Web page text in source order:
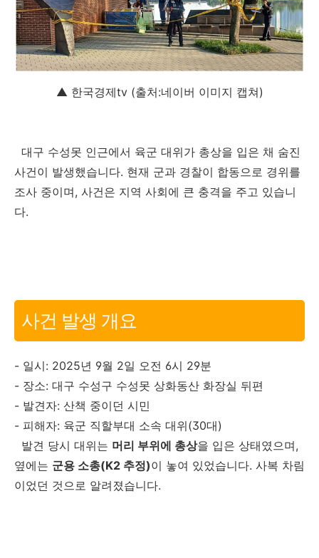
▲ 한국경제tv (출처:네이버 이미지 캡쳐)
대구 수성못 인근에서 육군 대위가 총상을 입은 채 숨진
사건이 발생했습니다. 현재 군과 경찰이 합동으로 경위를
조사 중이며, 사건은 지역 사회에 큰 충격을 주고 있습니
다.
사건 발생 개요
- 일시: 2025년 9월 2일 오전 6시 29분
- 장소: 대구 수성구 수성못 상화동산 화장실 뒤편
- 발견자: 산책 중이던 시민
- 피해자: 육군 직할부대 소속 대위(30대)
발견 당시 대위는 머리 부위에 총상을 입은 상태였으며,
옆에는 군용 소총(K2 추정)이 놓여 있었습니다. 사복 차림
이었던 것으로 알려졌습니다.